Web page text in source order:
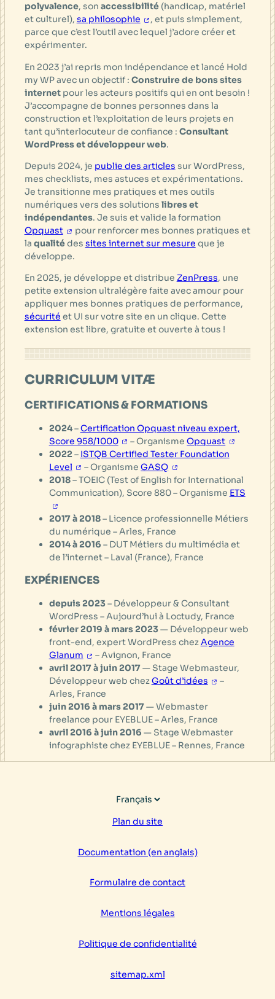
polyvalence, son accessibilité(handicap, matériel
et culturel), sa philosophie
, et puis simplement,
parce que c’est l’outil avec lequel j’adore créer et
expérimenter.
En 2023 j’ai repris mon indépendance et lancé Hold
my WP avec un objectif : Construire de bons sites
internetpour les acteurs positifs qui en ont besoin !
J’accompagne de bonnes personnes dans la
construction et l’exploitation de leurs projets en
tant qu’interlocuteur de confiance : Consultant
WordPress et développeur web.
Depuis 2024, je publie des articles sur WordPress,
mes checklists, mes astuces et expérimentations.
Je transitionne mes pratiques et mes outils
numériques vers des solutions libres et
indépendantes. Je suis et valide la formation
Opquast
pour renforcer mes bonnes pratiques et
la qualitédes sites internet sur mesure que je
développe.
En 2025, je développe et distribue ZenPress, une
petite extension ultralégère faite avec amour pour
appliquer mes bonnes pratiques de performance,
sécurité et UI sur votre site en un clique. Cette
extension est libre, gratuite et ouverte à tous !
CURRICULUM VITÆ
CERTIFICATIONS & FORMATIONS
2024–Certification Opquast niveau expert,
Score 958/1000
– OrganismeOpquast
2022 – ISTQB Certified Tester Foundation
Level
– OrganismeGASQ
2018– TOEIC (Test of English for International
Communication), Score 880 – Organisme ETS
2017 à 2018– Licence professionnelle Métiers
du numérique – Arles, France
2014 à 2016 – DUT Métiers du multimédia et
de l’internet – Laval (France), France
EXPÉRIENCES
depuis 2023– Développeur & Consultant
WordPress – Aujourd’hui à Loctudy, France
février 2019 à mars 2023— Développeur web
front-end, expert WordPress chezAgence
Glanum
– Avignon, France
avril 2017 à juin 2017— Stage Webmasteur,
Développeur web chezGoût d’idées
–
Arles, France
juin 2016 à mars 2017— Webmaster
freelance pour EYEBLUE – Arles, France
avril 2016 à juin 2016 — Stage Webmaster
infographiste chez EYEBLUE – Rennes, France
Choisir
langue
Plan du site
Documentation (en anglais)
Formulaire de contact
Mentions légales
Politique de confidentialité
sitemap.xml